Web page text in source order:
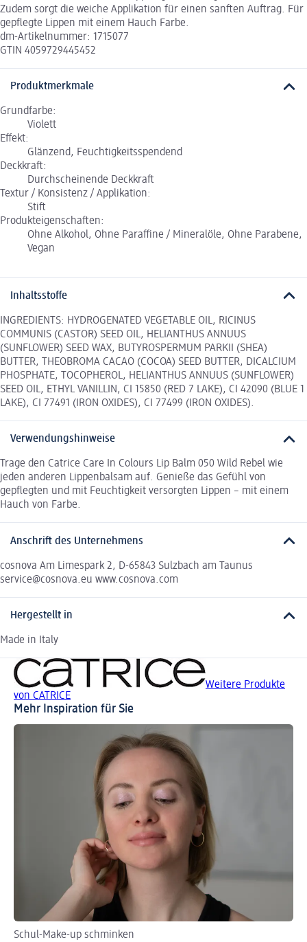
Zudem sorgt die weiche Applikation für einen sanften Auftrag. Für
gepflegte Lippen mit einem Hauch Farbe.
dm-Artikelnummer: 1715077
GTIN 4059729445452
Produktmerkmale
Grundfarbe:
Violett
Effekt:
Glänzend, Feuchtigkeitsspendend
Deckkraft:
Durchscheinende Deckkraft
Textur / Konsistenz / Applikation:
Stift
Produkteigenschaften:
Ohne Alkohol, Ohne Paraffine / Mineralöle, Ohne Parabene,
Vegan
Inhaltsstoffe
INGREDIENTS: HYDROGENATED VEGETABLE OIL, RICINUS
COMMUNIS (CASTOR) SEED OIL, HELIANTHUS ANNUUS
(SUNFLOWER) SEED WAX, BUTYROSPERMUM PARKII (SHEA)
BUTTER, THEOBROMA CACAO (COCOA) SEED BUTTER, DICALCIUM
PHOSPHATE, TOCOPHEROL, HELIANTHUS ANNUUS (SUNFLOWER)
SEED OIL, ETHYL VANILLIN, CI 15850 (RED 7 LAKE), CI 42090 (BLUE 1
LAKE), CI 77491 (IRON OXIDES), CI 77499 (IRON OXIDES).
Verwendungshinweise
Trage den Catrice Care In Colours Lip Balm 050 Wild Rebel wie
jeden anderen Lippenbalsam auf. Genieße das Gefühl von
gepflegten und mit Feuchtigkeit versorgten Lippen – mit einem
Hauch von Farbe.
Anschrift des Unternehmens
cosnova Am Limespark 2, D-65843 Sulzbach am Taunus
service@cosnova.eu www.cosnova.com
Hergestellt in
Made in Italy
Weitere Produkte
von CATRICE
Mehr Inspiration für Sie
Schul-Make-up schminken